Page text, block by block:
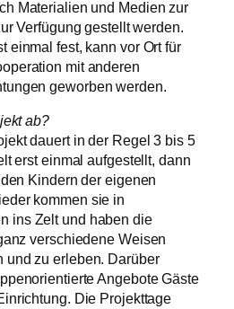
Materialien und Medien zur
Verfügung gestellt werden.
einmal fest, kann vor Ort für
mit anderen
geworben werden.
ab?
dauert in der Regel 3 bis 5
erst einmal aufgestellt, dann
Kindern der eigenen
kommen sie in
ins Zelt und haben die
verschiedene Weisen
und zu erleben. Darüber
Angebote Gäste
Die Projekttage